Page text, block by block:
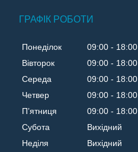
ГРАФІК РОБОТИ
Понеділок 09:00
18:00
Вівторок
09:00
18:00
Середа
09:00
18:00
Четвер
09:00
18:00
Пʼятниця
09:00
18:00
Субота
Вихідний
Неділя
Вихідний